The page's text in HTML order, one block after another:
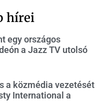
hírei
egy országos
a Jazz TV utolsó
a közmédia vezetését
International a